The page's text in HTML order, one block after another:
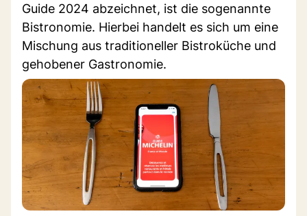
Guide 2024 abzeichnet, ist die sogenannte
Bistronomie. Hierbei handelt es sich um eine
Mischung aus traditioneller Bistroküche und
gehobener Gastronomie.